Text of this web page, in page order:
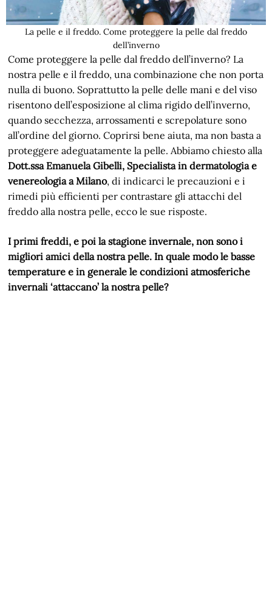
La pelle e il freddo. Come proteggere la pelle dal freddo
dell’inverno
Come proteggere la pelle dal freddo dell’inverno? La
nostra pelle e il freddo, una combinazione che non porta
nulla di buono. Soprattutto la pelle delle mani e del viso
risentono dell’esposizione al clima rigido dell’inverno,
quando secchezza, arrossamenti e screpolature sono
all’ordine del giorno. Coprirsi bene aiuta, ma non basta a
proteggere adeguatamente la pelle. Abbiamo chiesto alla
Dott.ssa Emanuela Gibelli, Specialista in dermatologia e
venereologia a Milano, di indicarci le precauzioni e i
rimedi più efficienti per contrastare gli attacchi del
freddo alla nostra pelle, ecco le sue risposte.
I primi freddi, e poi la stagione invernale, non sono i
migliori amici della nostra pelle. In quale modo le basse
temperature e in generale le condizioni atmosferiche
invernali ‘attaccano’ la nostra pelle?